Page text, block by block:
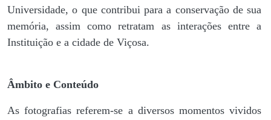
Universidade, o que contribui para a conservação de sua
memória, assim como retratam as interações entre a
Instituição e a cidade de Viçosa.
Âmbito e Conteúdo
As fotografias referem-se a diversos momentos vividos